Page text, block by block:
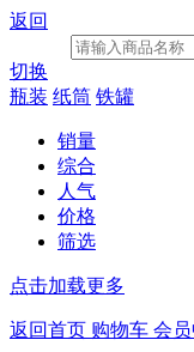
返回
切换
瓶装 纸筒 铁罐
销量
综合
人气
价格
筛选
点击加载更多
返回首页 购物车 会